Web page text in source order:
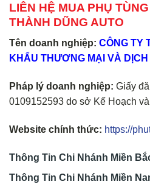
LIÊN HỆ MUA PHỤ
THÀNH DŨNG AUTO
Tên doanh nghiệp: CÔNG TY
KHẨU THƯƠNG MẠI VÀ
Pháp lý doanh nghiệp: Giấy
0109152593 do sở Kế Hoạch
Website chính thức: https://
Thông Tin Chi Nhánh Miền
Thông Tin Chi Nhánh Miền